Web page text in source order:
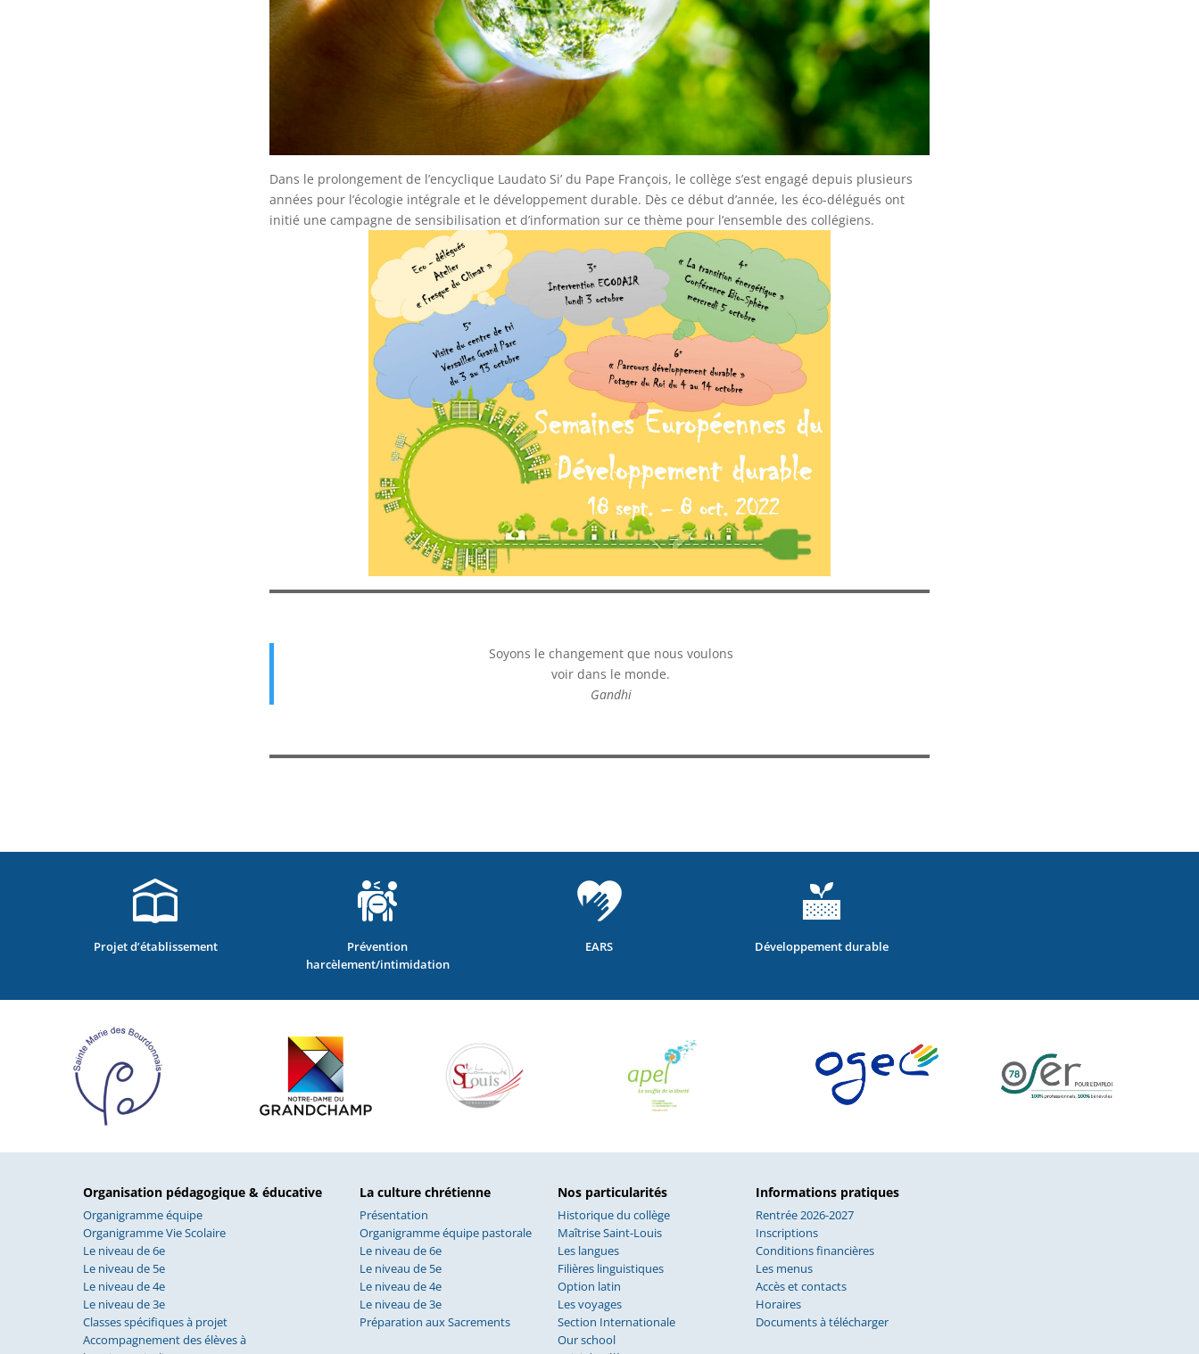
Dans le prolongement de l’encyclique Laudato Si’ du Pape François, le collège s’est engagé depuis plusieurs
années pour l’écologie intégrale et le développement durable. Dès ce début d’année, les éco-délégués ont
initié une campagne de sensibilisation et d’information sur ce thème pour l’ensemble des collégiens.
Soyons le changement que nous voulons
voir dans le monde.
Gandhi
Projet d’établissement
Prévention
harcèlement/intimidation
EARS Développement durable
Organisation pédagogique & éducative
Organigramme équipe
Organigramme Vie Scolaire
Le niveau de 6e
Le niveau de 5e
Le niveau de 4e
Le niveau de 3e
Classes spécifiques à projet
Accompagnement des élèves à
La culture chrétienne
Présentation
Organigramme équipe pastorale
Le niveau de 6e
Le niveau de 5e
Le niveau de 4e
Le niveau de 3e
Préparation aux Sacrements
Nos particularités
Historique du collège
Maîtrise Saint-Louis
Les langues
Filières linguistiques
Option latin
Les voyages
Section Internationale
Our school
Informations pratiques
Rentrée 2026-2027
Inscriptions
Conditions financières
Les menus
Accès et contacts
Horaires
Documents à télécharger